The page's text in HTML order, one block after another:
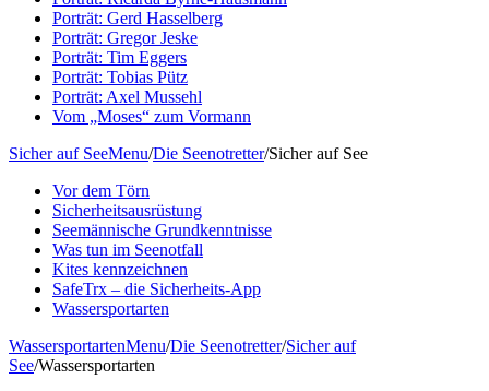
Porträt: Gerd Hasselberg
Porträt: Gregor Jeske
Porträt: Tim Eggers
Porträt: Tobias Pütz
Porträt: Axel Mussehl
Vom „Moses“ zum Vormann
Sicher auf SeeMenu/Die Seenotretter/Sicher auf See
Vor dem Törn
Sicherheitsausrüstung
Seemännische Grundkenntnisse
Was tun im Seenotfall
Kites kennzeichnen
SafeTrx – die Sicherheits-App
Wassersportarten
WassersportartenMenu/Die Seenotretter/Sicher auf
See/Wassersportarten